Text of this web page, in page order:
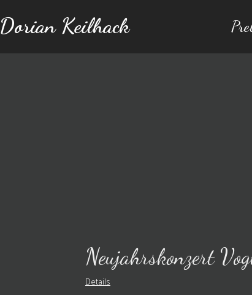
Dorian Keilhack
Neujahrskonzert
Details